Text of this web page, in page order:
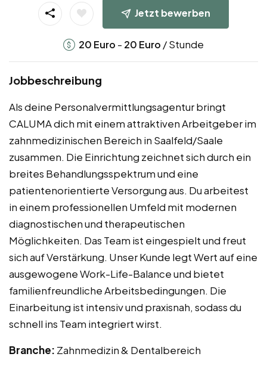
Jetzt bewerben
20 Euro - 20 Euro / Stunde
Jobbeschreibung
Als deine Personalvermittlungsagentur bringt
CALUMA dich mit einem attraktiven Arbeitgeber im
zahnmedizinischen Bereich in Saalfeld/Saale
zusammen. Die Einrichtung zeichnet sich durch ein
breites Behandlungsspektrum und eine
patientenorientierte Versorgung aus. Du arbeitest
in einem professionellen Umfeld mit modernen
diagnostischen und therapeutischen
Möglichkeiten. Das Team ist eingespielt und freut
sich auf Verstärkung. Unser Kunde legt Wert auf eine
ausgewogene Work-Life-Balance und bietet
familienfreundliche Arbeitsbedingungen. Die
Einarbeitung ist intensiv und praxisnah, sodass du
schnell ins Team integriert wirst.
Branche: Zahnmedizin & Dentalbereich